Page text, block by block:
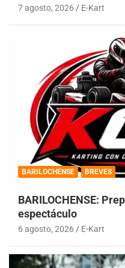
7 agosto, 2026 E-Kart
BARILOCHENSE BREVES
BARILOCHENSE:
espectáculo
6 agosto, 2026 E-Kart